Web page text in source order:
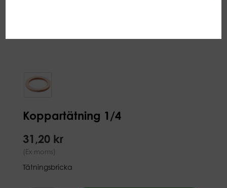
Koppartätning 1/4
31,20 kr
(Ex moms)
Tätningsbricka